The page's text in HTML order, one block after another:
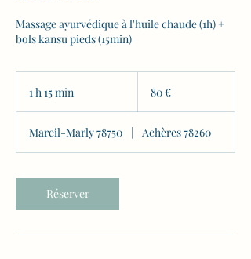
Massage ayurvédique à l'huile chaude (1h) +
bols kansu pieds (15min)
1 h 15 min
m
i
80 €
Mareil-Marly 78750 | Achères 78260
Réserver